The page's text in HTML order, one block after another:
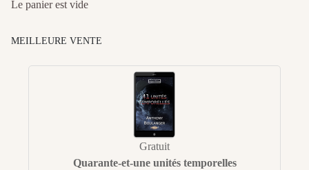
Le panier est vide
MEILLEURE VENTE
Gratuit
Quarante-et-une unités temporelles